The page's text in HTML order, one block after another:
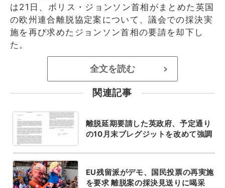
は21日、ボリス・ジョンソン首相がまとめた英国
の欧州連合離脱協定案について、議会での採決実
施を再び求めたジョンソン首相の要請を却下し
た。
全文を読む >
関連記事
離脱延期要請した英政府、予定通り
の10月末ブレグジットを改めて強調
EU残留派がデモ、国民投票の再実施
を要求 離脱案の採決見送りに喝采